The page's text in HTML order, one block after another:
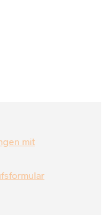
mit